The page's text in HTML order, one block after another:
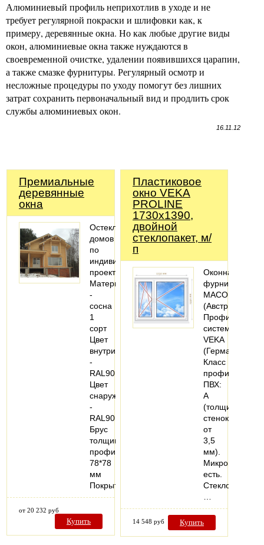
Алюминиевый профиль неприхотлив в уходе и не
требует регулярной покраски и шлифовки как, к
примеру, деревянные окна. Но как любые другие виды
окон, алюминиевые окна также нуждаются в
своевременной очистке, удалении появившихся царапин,
а также смазке фурнитуры. Регулярный осмотр и
несложные процедуры по уходу помогут без лишних
затрат сохранить первоначальный вид и продлить срок
службы алюминиевых окон.
16.11.12
Премиальные
деревянные
окна
Остекление
домов
по
индивидуальному
проекту
Материал
-
сосна
1
сорт
Цвет
внутри
-
RAL9016
Цвет
снаружи
-
RAL9016
Брус
толщиной
профиля
78*78
мм
Покрытие…
от 20 232 руб
Купить
Пластиковое
окно VEKA
PROLINE
1730х1390,
двойной
стеклопакет, м/
п
Оконная
фурнитура
MACO
(Австрия).
Профильная
система:
VEKA
(Германия).
Класс
профиля
ПВХ:
А
(толщина
стенок
от
3,5
мм).
есть.
Стеклопакеты:
14 548 руб Купить